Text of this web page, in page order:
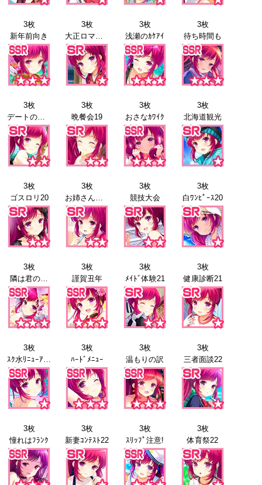
3枚
新年前向き
3枚
大正ロマン19
3枚
浅瀬のｶｹｱｲ
3枚
待ち時間も
3枚
デートの日19
3枚
晩餐会19
3枚
おさなｶﾜｲｸ
3枚
北海道観光
3枚
ゴスロリ20
3枚
お姉さんと20
3枚
競技大会
3枚
白ﾜﾝﾋﾟｰｽ20
3枚
隣は君の…
3枚
謹賀丑年
3枚
ﾒｲﾄﾞ体験21
3枚
健康診断21
3枚
ｽｸ水ﾘﾆｭｰｱﾙ21
3枚
ﾊｰﾄﾞﾒﾆｭｰ
3枚
温もりの訳
3枚
三者面談22
3枚
憧れはﾌﾗﾝｸ
3枚
新妻ｺﾝﾃｽﾄ22
3枚
ｽﾘｯﾌﾟ注意!
3枚
体育祭22